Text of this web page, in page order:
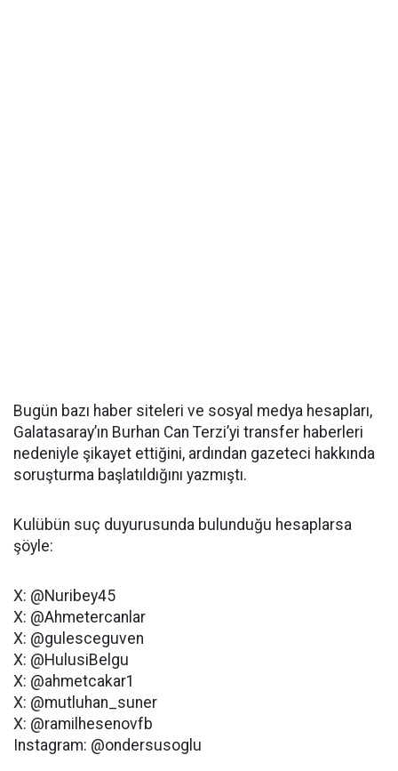
Bugün bazı haber siteleri ve sosyal medya hesapları,
Galatasaray’ın Burhan Can Terzi’yi transfer haberleri
nedeniyle şikayet ettiğini, ardından gazeteci hakkında
soruşturma başlatıldığını yazmıştı.
Kulübün suç duyurusunda bulunduğu hesaplarsa
şöyle:
X: @Nuribey45
X: @Ahmetercanlar
X: @gulesceguven
X: @HulusiBelgu
X: @ahmetcakar1
X: @mutluhan_suner
X: @ramilhesenovfb
Instagram: @ondersusoglu